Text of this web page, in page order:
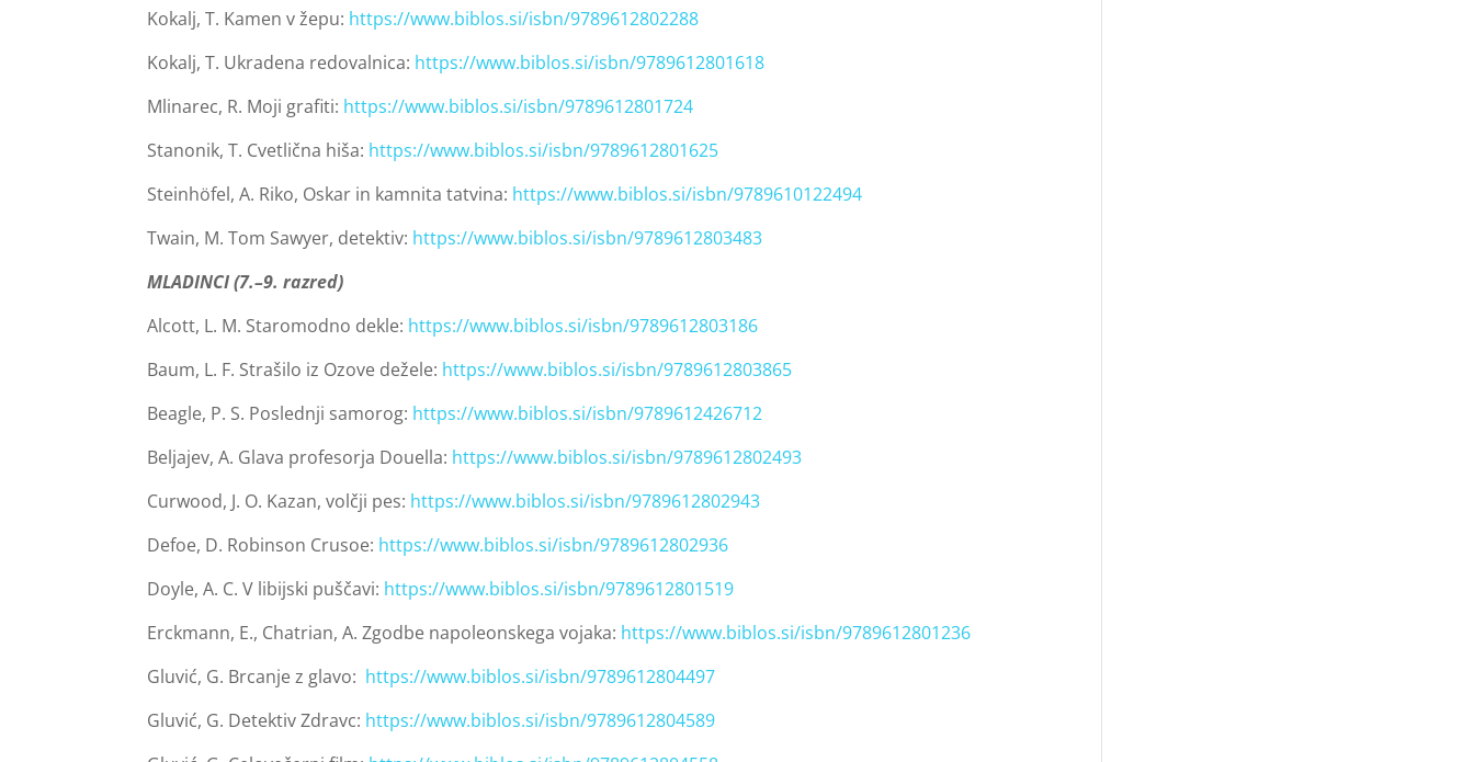
Kokalj, T. Kamen v žepu: https://www.biblos.si/isbn/9789612802288
Kokalj, T. Ukradena redovalnica: https://www.biblos.si/isbn/9789612801618
Mlinarec, R. Moji grafiti: https://www.biblos.si/isbn/9789612801724
Stanonik, T. Cvetlična hiša: https://www.biblos.si/isbn/9789612801625
Steinhöfel, A. Riko, Oskar in kamnita tatvina: https://www.biblos.si/isbn/9789610122494
Twain, M. Tom Sawyer, detektiv: https://www.biblos.si/isbn/9789612803483
MLADINCI (7.–9. razred)
Alcott, L. M. Staromodno dekle: https://www.biblos.si/isbn/9789612803186
Baum, L. F. Strašilo iz Ozove dežele: https://www.biblos.si/isbn/9789612803865
Beagle, P. S. Poslednji samorog: https://www.biblos.si/isbn/9789612426712
Beljajev, A. Glava profesorja Douella: https://www.biblos.si/isbn/9789612802493
Curwood, J. O. Kazan, volčji pes: https://www.biblos.si/isbn/9789612802943
Defoe, D. Robinson Crusoe: https://www.biblos.si/isbn/9789612802936
Doyle, A. C. V libijski puščavi: https://www.biblos.si/isbn/9789612801519
Erckmann, E., Chatrian, A. Zgodbe napoleonskega vojaka: https://www.biblos.si/isbn/9789612801236
Gluvić, G. Brcanje z glavo: https://www.biblos.si/isbn/9789612804497
Gluvić, G. Detektiv Zdravc: https://www.biblos.si/isbn/9789612804589